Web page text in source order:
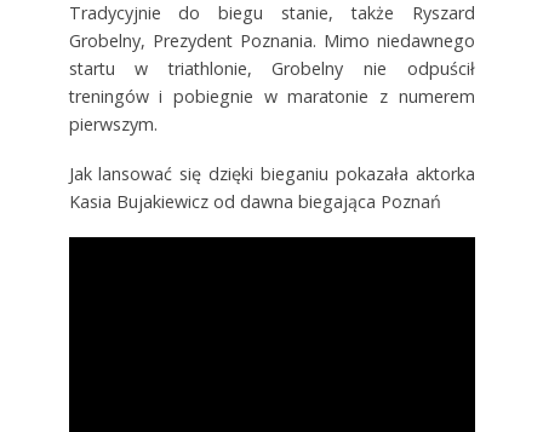
Tradycyjnie do biegu stanie, także Ryszard
Grobelny, Prezydent Poznania. Mimo niedawnego
startu w triathlonie, Grobelny nie odpuścił
treningów i pobiegnie w maratonie z numerem
pierwszym.
Jak lansować się dzięki bieganiu pokazała aktorka
Kasia Bujakiewicz od dawna biegająca Poznań